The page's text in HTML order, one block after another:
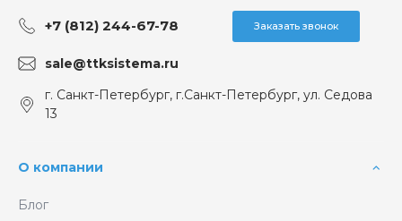
+7 (812) 244-67-78 Заказать звонок
sale@ttksistema.ru
г. Санкт-Петербург, г.Санкт-Петербург, ул. Седова
13
О компании
Блог